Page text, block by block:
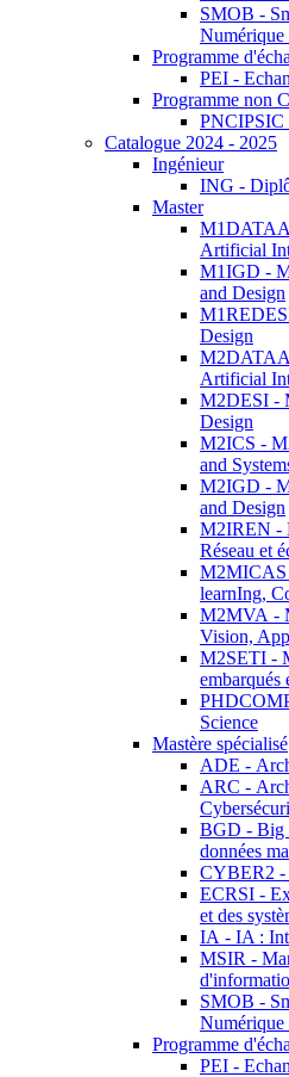
SMOB -
Numérique
Programme
PEI -
Programme non
PNCIPSIC
Catalogue 2024 - 2025
Ingénieur
ING -
Master
Artificial
M1IGD -
and Design
Design
Artificial
M2DESI -
Design
M2ICS -
and
M2IGD -
and Design
M2IREN -
Réseau et
M2MICAS
learnIng,
M2MVA -
Vision,
M2SETI -
embarqués
Science
Mastère spécialisé
ADE -
ARC -
BGD - Big
données
CYBER2 -
ECRSI -
et des
IA - IA :
MSIR -
SMOB -
Numérique
Programme
PEI -